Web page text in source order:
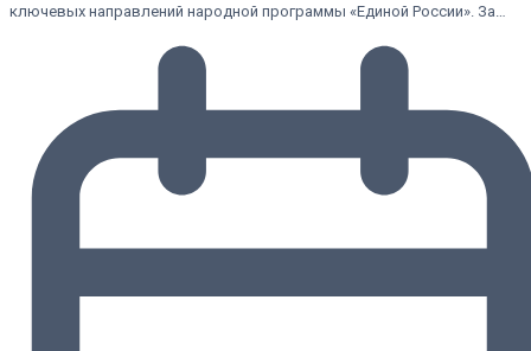
ключевых направлений народной программы «Единой России». За…